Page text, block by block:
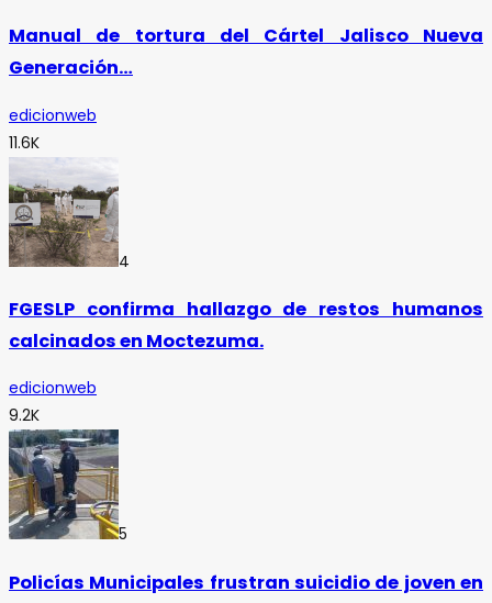
Manual de tortura del Cártel Jalisco Nueva
Generación…
edicionweb
11.6K
4
FGESLP confirma hallazgo de restos humanos
calcinados en Moctezuma.
edicionweb
9.2K
5
Policías Municipales frustran suicidio de joven en